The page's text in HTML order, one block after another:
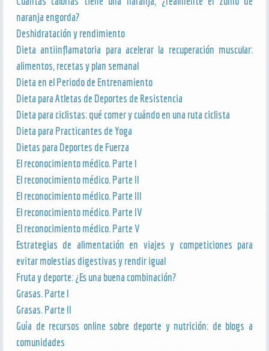
naranja engorda?
Deshidratación y rendimiento
Dieta antiinflamatoria para acelerar la recuperación muscular:
alimentos, recetas y plan semanal
Dieta en el Periodo de Entrenamiento
Dieta para Atletas de Deportes de Resistencia
Dieta para ciclistas: qué comer y cuándo en una ruta ciclista
Dieta para Practicantes de Yoga
Dietas para Deportes de Fuerza
El reconocimiento médico. Parte I
El reconocimiento médico. Parte II
El reconocimiento médico. Parte III
El reconocimiento médico. Parte IV
El reconocimiento médico. Parte V
Estrategias de alimentación en viajes y competiciones para
evitar molestias digestivas y rendir igual
Fruta y deporte: ¿Es una buena combinación?
Grasas. Parte I
Grasas. Parte II
Guía de recursos online sobre deporte y nutrición: de blogs a
comunidades